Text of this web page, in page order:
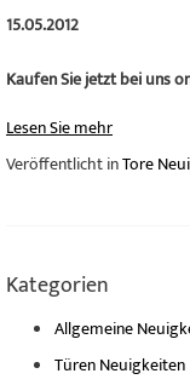
15.05.2012
Kaufen Sie jetzt bei uns
Lesen Sie mehr
Veröffentlicht inTore
Kategorien
Allgemeine
Türen Neuigkeiten